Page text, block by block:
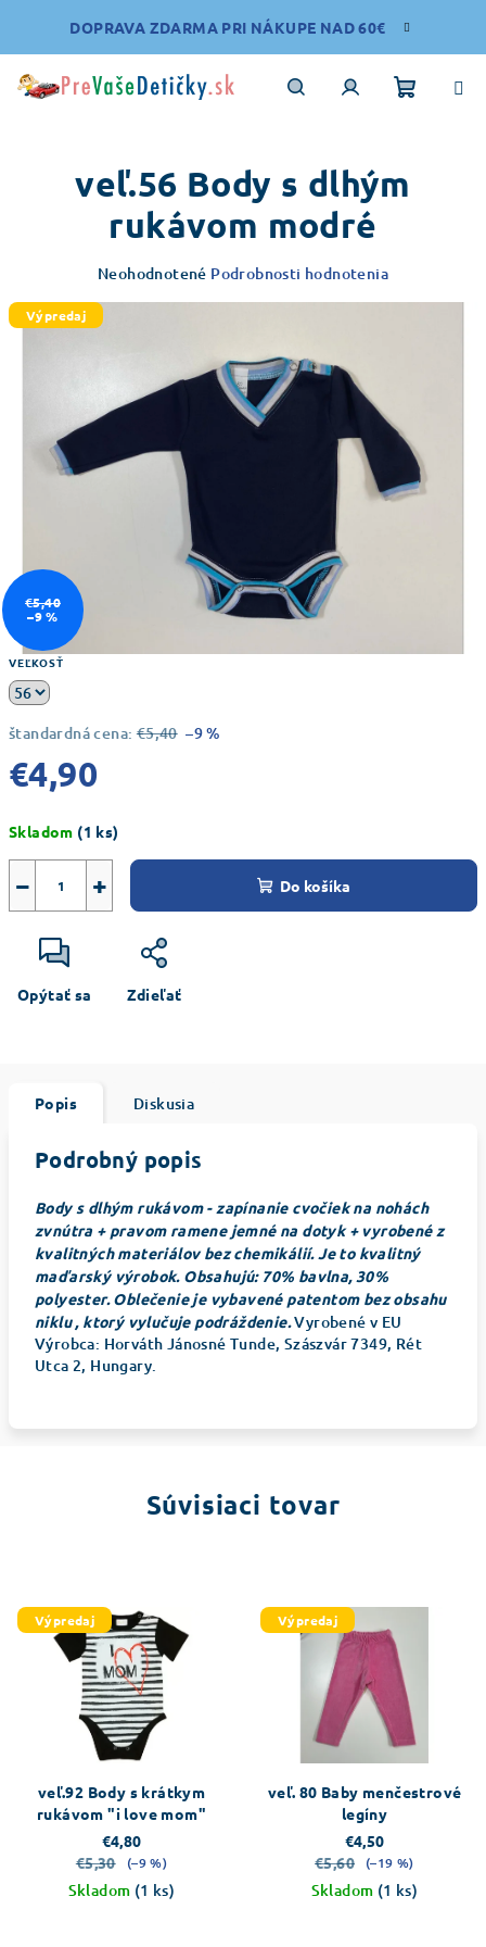
obsah
DOPRAVA ZDARMA PRI NÁKUPE NAD 60€
košík
VEĽKOSŤ
štandardná cena: €5,40 –9 %
€4,90
cena:
Skladom (1 ks)
+
− Do košíka
Opýtať sa Zdieľať
veľ.56 Body s dlhým
rukávom modré
Priemerné
produktu
hviezdičiek.
Neohodnotené Podrobnosti hodnotenia
Výpredaj
€5,40
–9 %
Popis Diskusia
Podrobný popis
Body s dlhým rukávom - zapínanie cvočiek na nohách
zvnútra + pravom ramene jemné na dotyk + vyrobené z
kvalitných materiálov bez chemikálií. Je to kvalitný
maďarský výrobok. Obsahujú: 70% bavlna, 30%
polyester. Oblečenie je vybavené patentom bez obsahu
niklu , ktorý vylučuje podráždenie.Vyrobené v EU
Výrobca: Horváth Jánosné Tunde, Szászvár 7349, Rét
Utca 2, Hungary.
Súvisiaci tovar
Výpredaj
veľ.92 Body s krátkym
rukávom "i love mom"
€4,80
€5,30
(–9 %)
Skladom (1 ks)
Výpredaj
veľ. 80 Baby menčestrové
legíny
€4,50
€5,60
(–19 %)
Skladom (1 ks)